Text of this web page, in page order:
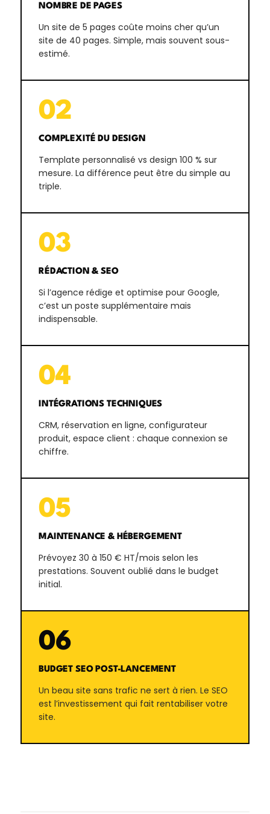
NOMBRE DE PAGES
Un site de 5 pages coûte moins cher qu’un
site de 40 pages. Simple, mais souvent sous-
estimé.
02
COMPLEXITÉ DU DESIGN
Template personnalisé vs design 100 % sur
mesure. La différence peut être du simple au
triple.
03
RÉDACTION & SEO
Si l’agence rédige et optimise pour Google,
c’est un poste supplémentaire mais
indispensable.
04
INTÉGRATIONS TECHNIQUES
CRM, réservation en ligne, configurateur
produit, espace client : chaque connexion se
chiffre.
05
MAINTENANCE & HÉBERGEMENT
Prévoyez 30 à 150 € HT/mois selon les
prestations. Souvent oublié dans le budget
initial.
06
BUDGET SEO POST-LANCEMENT
Un beau site sans trafic ne sert à rien. Le SEO
est l’investissement qui fait rentabiliser votre
site.